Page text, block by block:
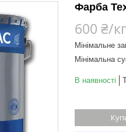
Фарба
600 ₴/кг
Мінімальне
Мінімальна
В наявності